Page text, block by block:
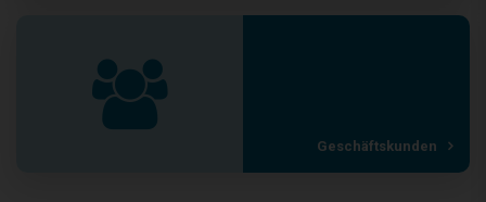
Geschäftskunden